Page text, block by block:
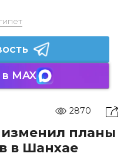
MAX
2870
планы
в Шанхае